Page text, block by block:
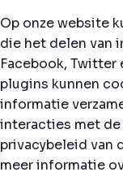
Op onze website
die het delen van
Facebook, Twitter
plugins kunnen
informatie
interacties met
privacybeleid van
meer informatie